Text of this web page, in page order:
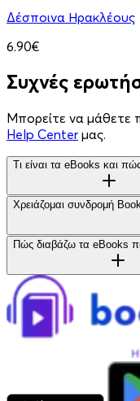
Δέσποινα Ηρακλέους
6.90€
Συχνές
Μπορείτε να μάθετε
Help Center μας.
Τι είναι τα eBooks και
Χρειάζομαι συνδρομή
Πώς διαβάζω τα eBooks